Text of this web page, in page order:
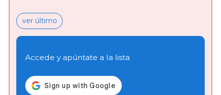
ver último
Accede y apúntate a la lista